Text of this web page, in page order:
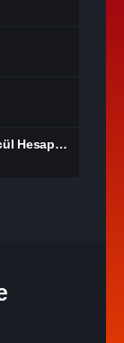
Görevimiz Tehlike 7: Ölümcül Hesaplaşma Bölüm 1 izle